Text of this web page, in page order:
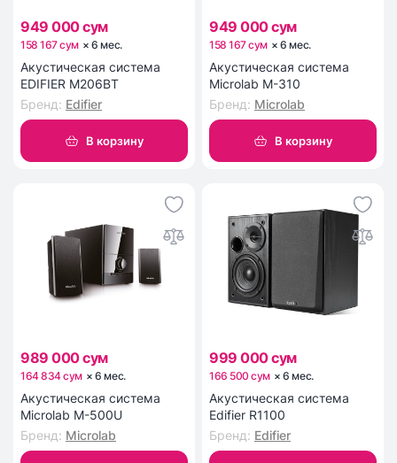
949 000 сум
158 167 сум ×6 мес.
Акустическая система
EDIFIER M206BT
Бренд: Edifier
В корзину
949 000 сум
158 167 сум ×6 мес.
Акустическая система
Microlab M-310
Бренд: Microlab
В корзину
989 000 сум
164 834 сум ×6 мес.
Акустическая система
Microlab M-500U
Бренд: Microlab
999 000 сум
166 500 сум ×6 мес.
Акустическая система
Edifier R1100
Бренд: Edifier